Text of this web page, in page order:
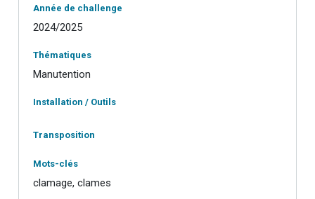
Année de challenge
2024/2025
Thématiques
Manutention
Installation / Outils
Transposition
Mots-clés
clamage, clames